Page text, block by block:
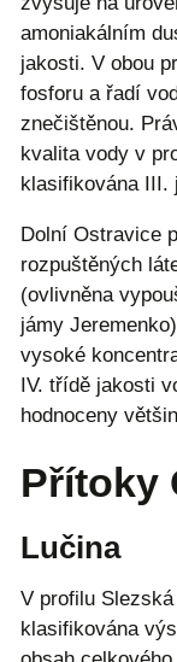
amoniakálním
jakosti. V obou
fosforu a řadí
znečištěnou.
kvalita vody v
klasifikována III.
Dolní Ostravice
rozpuštěných
(ovlivněna
jámy
vysoké
IV. třídě jakosti
hodnoceny
Přítoky
Lučina
V profilu
klasifikována